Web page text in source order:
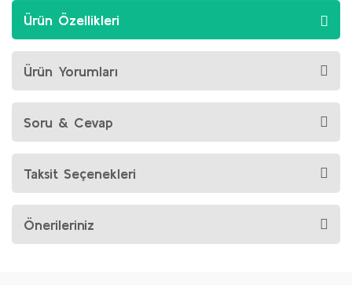
Ürün Özellikleri
Ürün Yorumları
Soru & Cevap
Taksit Seçenekleri
Önerileriniz